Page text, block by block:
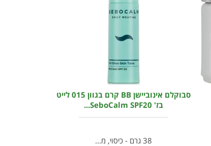
סבוקלם אינוביישן BB קרם בגוון 015 לייט
בז' SeboCalm SPF20...
38 גרם - כיסוי, מ...